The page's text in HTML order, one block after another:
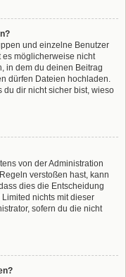
und einzelne Benutzer
möglicherweise nicht
in dem du deinen Beitrag
dürfen Dateien hochladen.
du dir nicht sicher bist, wieso
von der Administration
verstoßen hast, kann
dies die Entscheidung
nichts mit dieser
sofern du die nicht